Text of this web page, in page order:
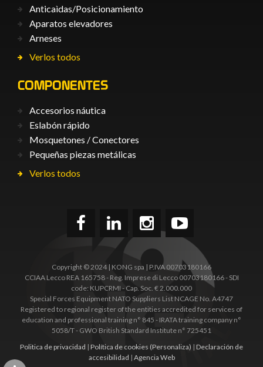
Anticaìdas/Posicionamiento
Aparatos elevadores
Arneses
Verlos todos
COMPONENTES
Accesorios náutica
Eslabón rápido
Mosquetones / Conectores
Pequeñas piezas metálicas
Verlos todos
Copyright © 2024 | KONG spa | P.IVA 00703180166
CCIAA Lecco REA 165758 - Reg. Imprese di Lecco 00703180166 - SDI
code: KUPCRMI - Cap. Soc. € 2.000.000
Special Forces Equipment NATO Suppliers List NCAGE No. A4747
Registered to regional register of the entities accredited for services of
education and professional training n° 845 - IRATA training company n°
5058/T - GWO British Standard Institute n° 725451
Politica de privacidad | Política de cookies (Personaliza) | Declaración de
accesibilidad | Agencia Web